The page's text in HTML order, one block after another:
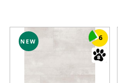
NEW 6